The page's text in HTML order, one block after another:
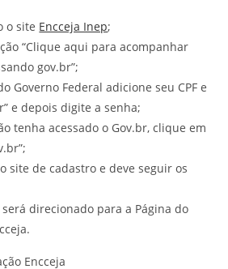
o site Encceja Inep;
“Clique aqui para acompanhar
gov.br”;
Governo Federal adicione seu CPF e
e depois digite a senha;
tenha acessado o Gov.br, clique em
site de cadastro e deve seguir os
será direcionado para a Página do